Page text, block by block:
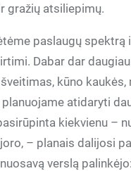
gražių atsiliepimų.
paslaugų spektrą
Dabar dar
kūno kaukės,
atidaryti
kiekvienu –
– planais dalijosi
verslą